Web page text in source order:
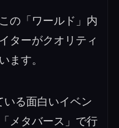
の「ワールド」内
ターがクオリティ
ます。
る面白いイベン
メタバース」で行